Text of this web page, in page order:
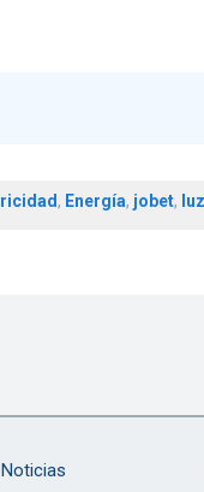
, Energía, jobet, luz
Noticias